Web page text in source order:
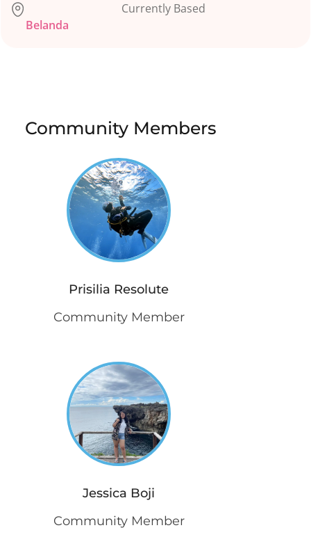
Currently Based
Belanda
Community Members
Prisilia Resolute
Community Member
Jessica Boji
Community Member